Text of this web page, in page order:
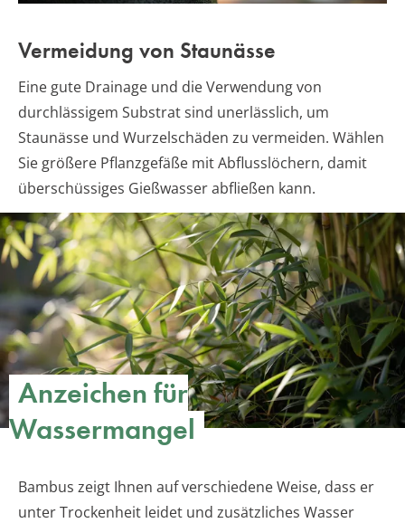
Vermeidung von Staunässe
Eine gute Drainage und die Verwendung von
durchlässigem Substrat sind unerlässlich, um
Staunässe und Wurzelschäden zu vermeiden. Wählen
Sie größere Pflanzgefäße mit Abflusslöchern, damit
überschüssiges Gießwasser abfließen kann.
Anzeichen für
Wassermangel
Bambus zeigt Ihnen auf verschiedene Weise, dass er
unter Trockenheit leidet und zusätzliches Wasser